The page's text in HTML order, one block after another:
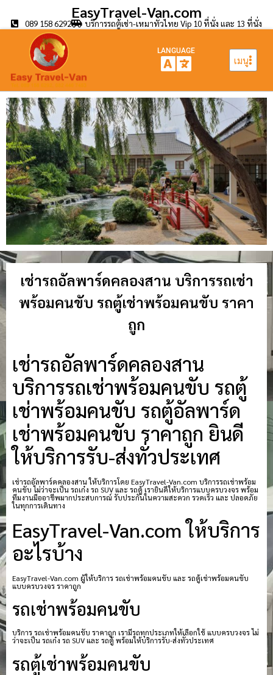
EasyTravel-Van.com
089 158 6292 บริการรถตู้เช่า-เหมาทั่วไทย Vip 10 ที่นั่ง และ 13 ที่นั่ง
เมนู
LANGUAGE
เช่ารถอัลพาร์ดคลองสาน บริการรถเช่า
พร้อมคนขับ รถตู้เช่าพร้อมคนขับ ราคา
ถูก
เช่ารถอัลพาร์ดคลองสาน
บริการรถเช่าพร้อมคนขับ รถตู้
เช่าพร้อมคนขับ รถตู้อัลพาร์ด
เช่าพร้อมคนขับ ราคาถูก ยินดี
ให้บริการรับ-ส่งทั่วประเทศ
เช่ารถอัลพาร์ดคลองสาน ให้บริการโดย EasyTravel-Van.com บริการรถเช่าพร้อม
คนขับ ไม่ว่าจะเป็น รถเก๋ง รถ SUV และ รถตู้ เรายินดีให้บริการแบบครบวงจร พร้อม
ทีมงานมืออาชีพมากประสบการณ์ รับประกันในความสะดวก รวดเร็ว และ ปลอดภัย
ในทุกการเดินทาง
EasyTravel-Van.com ให้บริการ
อะไรบ้าง
EasyTravel-Van.com ผู้ให้บริการ รถเช่าพร้อมคนขับ และ รถตู้เช่าพร้อมคนขับ
แบบครบวงจร ราคาถูก
รถเช่าพร้อมคนขับ
บริการ รถเช่าพร้อมคนขับ ราคาถูก เรามีรถทุกประเภทให้เลือกใช้ แบบครบวงจร ไม่
ว่าจะเป็น รถเก๋ง รถ SUV และ รถตู้ พร้อมให้บริการรับ-ส่งทั่วประเทศ
รถตู้เช่าพร้อมคนขับ